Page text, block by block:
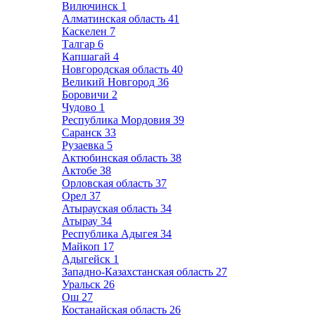
Вилючинск 1
Алматинская область 41
Каскелен 7
Талгар 6
Капшагай 4
Новгородская область 40
Великий Новгород 36
Боровичи 2
Чудово 1
Республика Мордовия 39
Саранск 33
Рузаевка 5
Актюбинская область 38
Актобе 38
Орловская область 37
Орел 37
Атырауская область 34
Атырау 34
Республика Адыгея 34
Майкоп 17
Адыгейск 1
Западно-Казахстанская область 27
Уральск 26
Ош 27
Костанайская область 26